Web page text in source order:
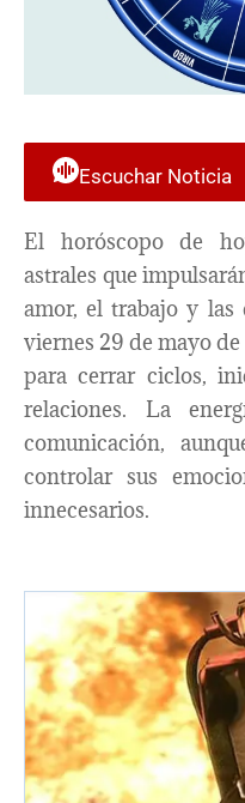
Escuchar Noticia
El horóscopo de
astrales que
amor, el trabajo y las
viernes 29 de mayo
para cerrar ciclos,
relaciones. La
comunicación,
controlar sus
innecesarios.